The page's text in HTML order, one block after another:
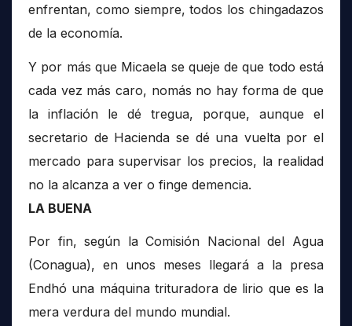
enfrentan, como siempre, todos los chingadazos
de la economía.
Y por más que Micaela se queje de que todo está
cada vez más caro, nomás no hay forma de que
la inflación le dé tregua, porque, aunque el
secretario de Hacienda se dé una vuelta por el
mercado para supervisar los precios, la realidad
no la alcanza a ver o finge demencia.
LA BUENA
Por fin, según la Comisión Nacional del Agua
(Conagua), en unos meses llegará a la presa
Endhó una máquina trituradora de lirio que es la
mera verdura del mundo mundial.